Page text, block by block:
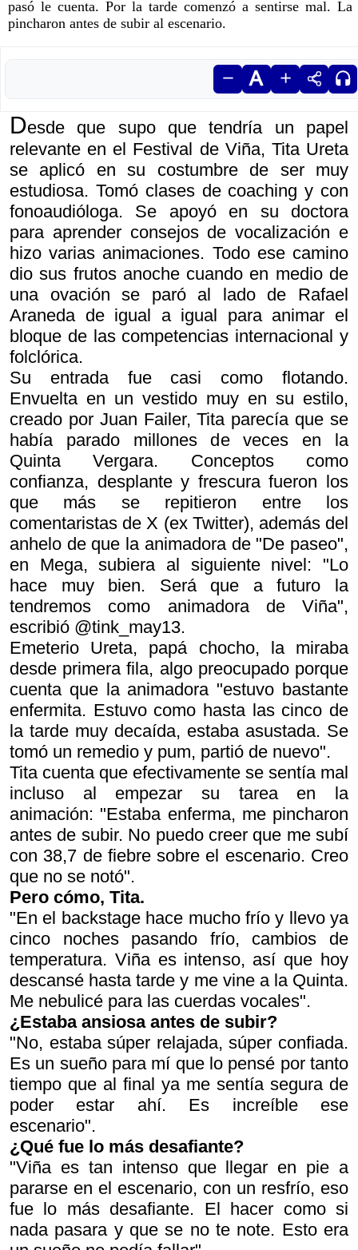
pasó le cuenta. Por la tarde comenzó a sentirse mal. La
pincharon antes de subir al escenario.
Desde que supo que tendría un papel
relevante en el Festival de Viña, Tita Ureta
se aplicó en su costumbre de ser muy
estudiosa. Tomó clases de coaching y con
fonoaudióloga. Se apoyó en su doctora
para aprender consejos de vocalización e
hizo varias animaciones. Todo ese camino
dio sus frutos anoche cuando en medio de
una ovación se paró al lado de Rafael
Araneda de igual a igual para animar el
bloque de las competencias internacional y
folclórica.
Su entrada fue casi como flotando.
Envuelta en un vestido muy en su estilo,
creado por Juan Failer, Tita parecía que se
había parado millones de veces en la
Quinta Vergara. Conceptos como
confianza, desplante y frescura fueron los
que más se repitieron entre los
comentaristas de X (ex Twitter), además del
anhelo de que la animadora de "De paseo",
en Mega, subiera al siguiente nivel: "Lo
hace muy bien. Será que a futuro la
tendremos como animadora de Viña",
escribió @tink_may13.
Emeterio Ureta, papá chocho, la miraba
desde primera fila, algo preocupado porque
cuenta que la animadora "estuvo bastante
enfermita. Estuvo como hasta las cinco de
la tarde muy decaída, estaba asustada. Se
tomó un remedio y pum, partió de nuevo".
Tita cuenta que efectivamente se sentía mal
incluso al empezar su tarea en la
animación: "Estaba enferma, me pincharon
antes de subir. No puedo creer que me subí
con 38,7 de fiebre sobre el escenario. Creo
que no se notó".
Pero cómo, Tita.
"En el backstage hace mucho frío y llevo ya
cinco noches pasando frío, cambios de
temperatura. Viña es intenso, así que hoy
descansé hasta tarde y me vine a la Quinta.
Me nebulicé para las cuerdas vocales".
¿Estaba ansiosa antes de subir?
"No, estaba súper relajada, súper confiada.
Es un sueño para mí que lo pensé por tanto
tiempo que al final ya me sentía segura de
poder estar ahí. Es increíble ese
escenario".
¿Qué fue lo más desafiante?
"Viña es tan intenso que llegar en pie a
pararse en el escenario, con un resfrío, eso
fue lo más desafiante. El hacer como si
nada pasara y que se no te note. Esto era